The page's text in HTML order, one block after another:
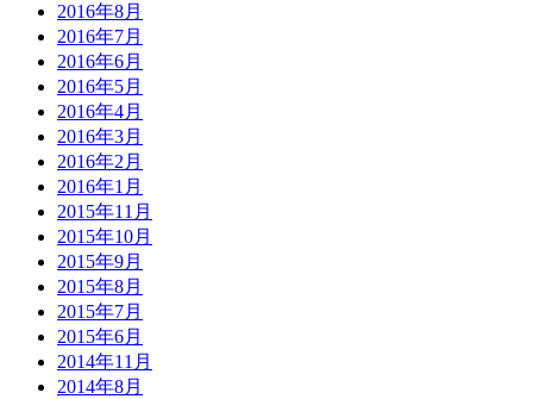
2016年8月
2016年7月
2016年6月
2016年5月
2016年4月
2016年3月
2016年2月
2016年1月
2015年11月
2015年10月
2015年9月
2015年8月
2015年7月
2015年6月
2014年11月
2014年8月